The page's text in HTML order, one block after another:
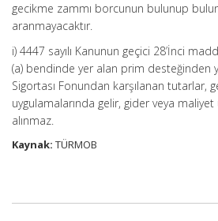
gecikme zammı borcunun bulunup
aranmayacaktır.
i) 4447 sayılı Kanunun geçici 28’İnci
(a) bendinde yer alan prim desteğinden
Sigortası Fonundan karşılanan tutarlar,
uygulamalarında gelir, gider veya
alınmaz.
Kaynak: TÜRMOB